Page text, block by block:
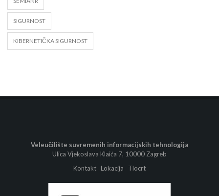
SIGURNOST
KIBERNETIČKA SIGURNOST
Veleučilište suvremenih informacijskih tehnologija
Ulica Vjekoslava Klaića 7, 10000 Zagreb
Kontakt Lokacija Tlocrt